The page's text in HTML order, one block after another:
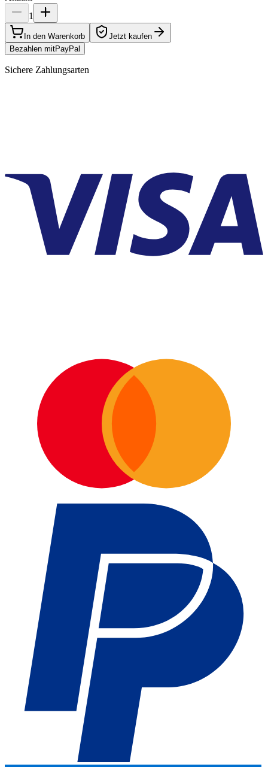
1
In den Warenkorb
Jetzt kaufen
Bezahlen mitPayPal
Sichere Zahlungsarten